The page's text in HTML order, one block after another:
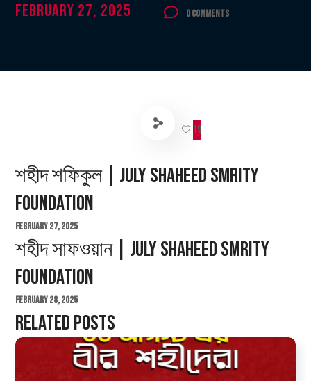
February 27, 2025 0 Comments
19
শহীদ শফিকুল | July Shaheed Smrity
Foundation
February 27, 2025
শহীদ সাফওয়ান | July Shaheed Smrity
Foundation
February 28, 2025
Related Posts